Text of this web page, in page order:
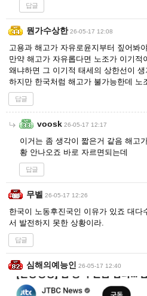
답글
뭔가수상한 26-05-17 12:08
고용과 해고가 자유로윤지부터 짚어봐
만약 해고가 자유롭다면 노조가 이기적
왜냐하면 그 이기적 태세의 상한선이
하지만 한국처럼 해고가 불가능한데 노
답글
voosk 26-05-17 12:17
이거는 좀 생각이 짧은거 같음 해고
황 안나오죠 바로 자르면되는데
답글
무벨 26-05-17 12:26
한국이 노동후진국인 이유가 있죠 대다
서 발전하지 못한 상황이라.
답글
심해의예능인 26-05-17 12:40